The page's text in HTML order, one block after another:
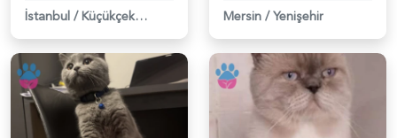
İstanbul / Küçükçekmece
Mersin / Yenişehir